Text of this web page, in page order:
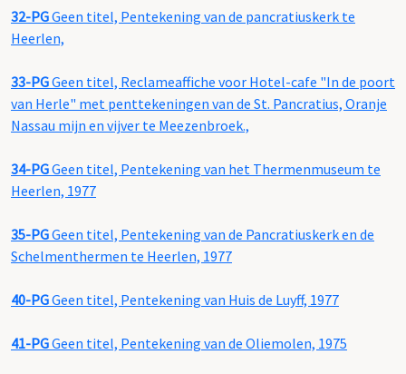
32-PGGeen titel, Pentekening van de pancratiuskerk te
Heerlen,
33-PGGeen titel, Reclameaffiche voor Hotel-cafe "In de poort
van Herle" met penttekeningen van de St. Pancratius, Oranje
Nassau mijn en vijver te Meezenbroek.,
34-PGGeen titel, Pentekening van het Thermenmuseum te
Heerlen, 1977
35-PGGeen titel, Pentekening van de Pancratiuskerk en de
Schelmenthermen te Heerlen, 1977
40-PGGeen titel, Pentekening van Huis de Luyff, 1977
41-PGGeen titel, Pentekening van de Oliemolen, 1975